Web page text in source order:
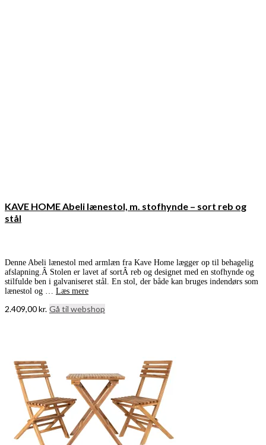
KAVE HOME Abeli lænestol, m. stofhynde – sort reb og
stål
Denne Abeli lænestol med armlæn fra Kave Home lægger op til behagelig
afslapning.Â Stolen er lavet af sortÂ reb og designet med en stofhynde og
stilfulde ben i galvaniseret stål. En stol, der både kan bruges indendørs som
lænestol og … Læs mere
2.409,00kr. Gå til webshop